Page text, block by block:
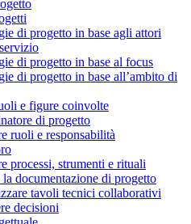
di progetto in base agli attori
di progetto in base al focus
di progetto in base all’ambito di
e figure coinvolte
di progetto
ruoli e responsabilità
processi, strumenti e rituali
documentazione di progetto
tavoli tecnici collaborativi
decisioni